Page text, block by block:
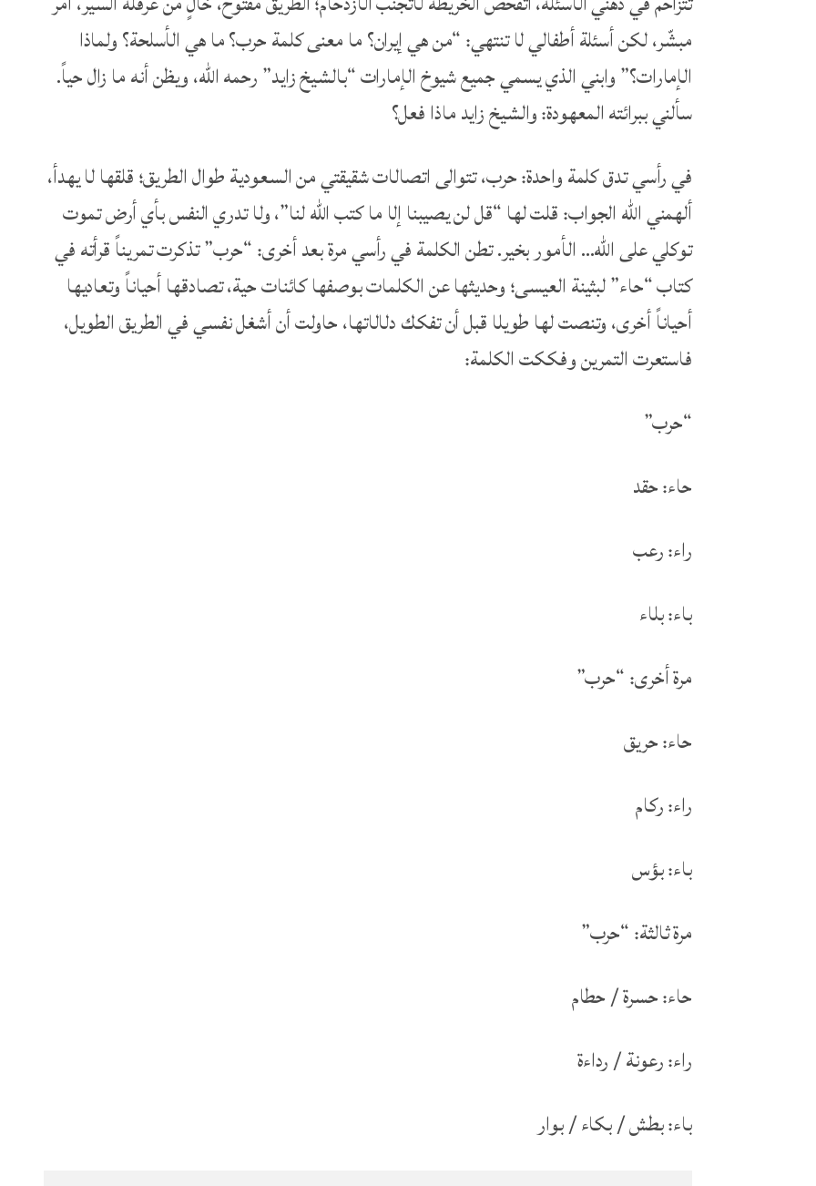
مبشّر، لكن أسئلة أطفالي لا تنتهي: “من هي إيران؟ ما معنى كلمة حرب؟ ما هي الأسلحة؟ ولماذا
الإمارات؟” وابني الذي يسمي جميع شيوخ الإمارات “بالشيخ زايد” رحمه الله، ويظن أنه ما زال حياً.
سألني ببرائته المعهودة: والشيخ زايد ماذا فعل؟
في رأسي تدق كلمة واحدة: حرب، تتوالى اتصالات شقيقتي من السعودية طوال الطريق؛ قلقها لا يهدأ،
ألهمني الله الجواب: قلت لها “قل لن يصيبنا إلا ما كتب الله لنا”، ولا تدري النفس بأي أرض تموت
توكلي على الله… الأمور بخير. تطن الكلمة في رأسي مرة بعد أخرى: “حرب” تذكرت تمريناً قرأته في
كتاب “حاء” لبثينة العيسى؛ وحديثها عن الكلمات بوصفها كائنات حية، تصادقها أحياناً وتعاديها
أحياناً أخرى، وتنصت لها طويلا قبل أن تفكك دلالاتها، حاولت أن أشغل نفسي في الطريق الطويل،
فاستعرت التمرين وفككت الكلمة:
“حرب”
حاء: حقد
راء: رعب
باء: بلاء
مرة أخرى: “حرب”
حاء: حريق
راء: ركام
باء: بؤس
مرة ثالثة: “حرب”
حاء: حسرة / حطام
راء: رعونة / رداءة
باء: بطش / بكاء / بوار